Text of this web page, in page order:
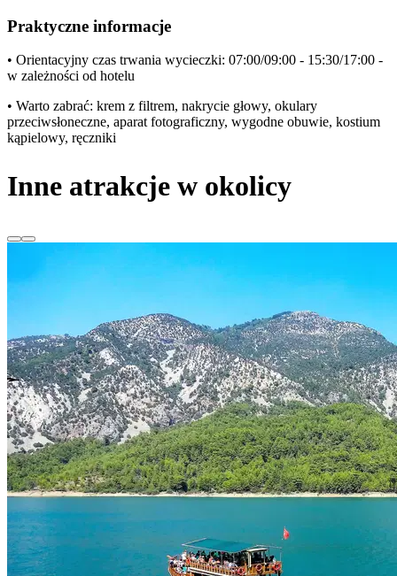
Praktyczne informacje
• Orientacyjny czas trwania wycieczki: 07:00/09:00 - 15:30/17:00 -
w zależności od hotelu
• Warto zabrać: krem z filtrem, nakrycie głowy, okulary
przeciwsłoneczne, aparat fotograficzny, wygodne obuwie, kostium
kąpielowy, ręczniki
Inne atrakcje w okolicy